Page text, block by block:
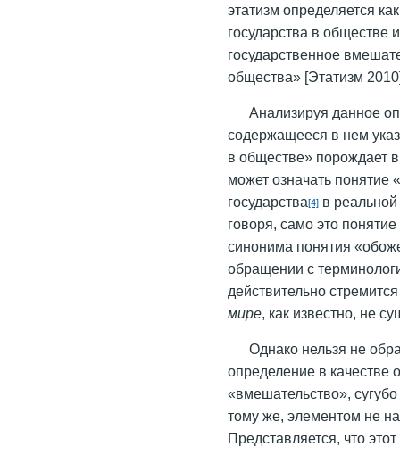
этатизм определяется
государства в
государственное
общества» [Этатизм
Анализируя данное
содержащееся в нем
в обществе» порождает
может означать понятие
государства[4] в
говоря, само это
синонима понятия
обращении с
действительно
мире, как известно, не
Однако нельзя не
определение в качестве
«вмешательство»,
тому же, элементом не
Представляется, что